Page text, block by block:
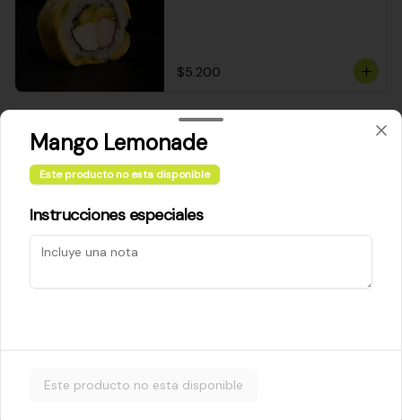
$5.200
Cheese Roll
Queso crema - palta - cebollín
$5.200
$5.800
Mango Lemonade
Este producto no esta disponible
Instrucciones especiales
Este producto no esta disponible